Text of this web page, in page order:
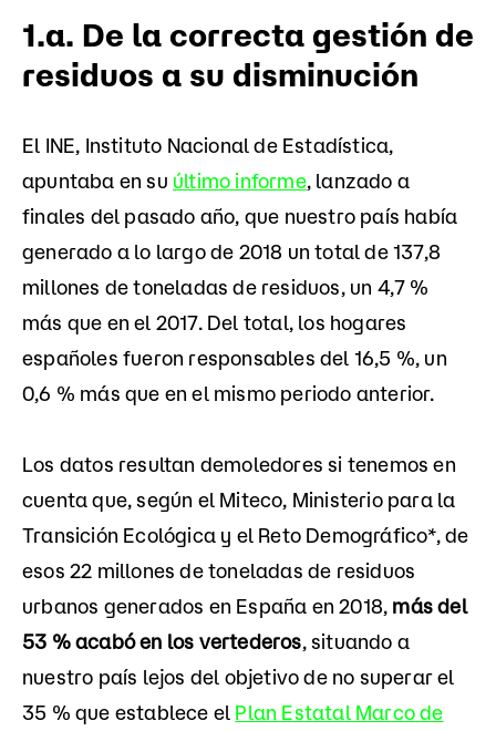
1.a. De la correcta gestión de
residuos a su disminución
El INE, Instituto Nacional de Estadística,
apuntaba en su último informe, lanzado a
finales del pasado año, que nuestro país había
generado a lo largo de 2018 un total de 137,8
millones de toneladas de residuos, un 4,7 %
más que en el 2017. Del total, los hogares
españoles fueron responsables del 16,5 %, un
0,6 % más que en el mismo periodo anterior.
Los datos resultan demoledores si tenemos en
cuenta que, según el Miteco, Ministerio para la
Transición Ecológica y el Reto Demográfico*, de
esos 22 millones de toneladas de residuos
urbanos generados en España en 2018, más del
53 % acabó en los vertederos, situando a
nuestro país lejos del objetivo de no superar el
35 % que establece el Plan Estatal Marco de